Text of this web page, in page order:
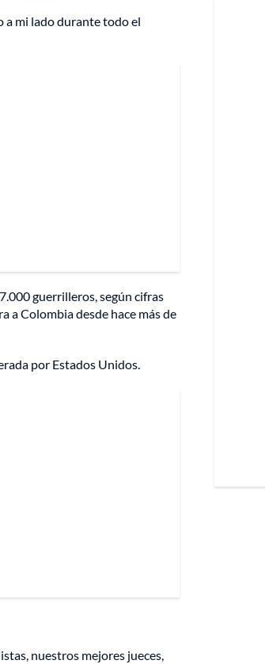
a mi lado durante todo el
guerrilleros, según cifras
a Colombia desde hace más de
por Estados Unidos.
nuestros mejores jueces,